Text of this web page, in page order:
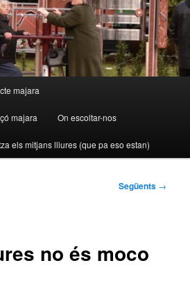
majara
majara On escoltar-nos
els mitjans lliures (que pa eso estan)
Següents →
no és moco